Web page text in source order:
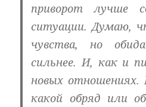
приворот лучше
ситуации. Думаю,
чувства, но
сильнее. И, как и
новых отношениях.
какой обряд или